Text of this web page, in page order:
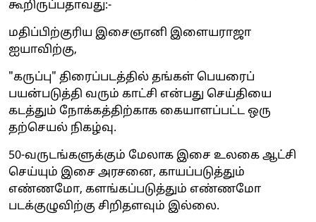
கூறிருப்பதாவது:-
மதிப்பிற்குரிய இசைஞானி இளையராஜா
ஐயாவிற்கு,
"கருப்பு" திரைப்படத்தில் தங்கள் பெயரைப்
பயன்படுத்தி வரும் காட்சி என்பது செய்தியை
கடத்தும் நோக்கத்திற்காக கையாளப்பட்ட ஒரு
தற்செயல் நிகழ்வு.
50-வருடங்களுக்கும் மேலாக இசை உலகை ஆட்சி
செய்யும் இசை அரசனை, காயப்படுத்தும்
எண்ணமோ, களங்கப்படுத்தும் எண்ணமோ
படக்குழுவிற்கு சிறிதளவும் இல்லை.